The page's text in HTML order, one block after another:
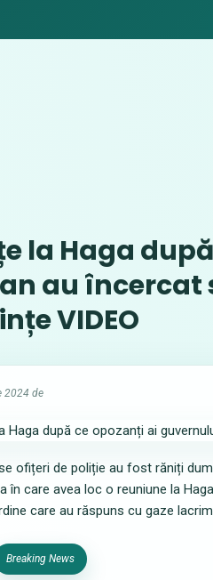
la Haga
au încercat
VIDEO
2024 de
ofițeri de poliție au fost răniți
în care avea loc o reuniune la
care au răspuns cu gaze
Breaking News